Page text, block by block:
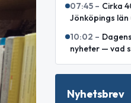
07:45 – Cirka
Jönköpings län
10:02 –
nyheter — vad
Nyhetsbrev